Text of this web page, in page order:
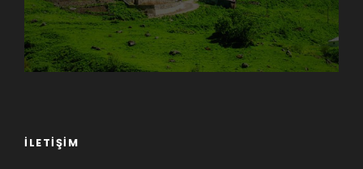
İLETIŞIM